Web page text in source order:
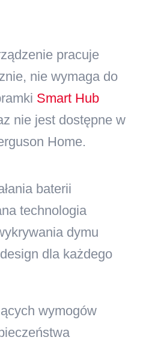
pracuje
nie wymaga do
Smart Hub
nie jest dostępne w
Home.
baterii
technologia
dymu
dla każdego
wymogów